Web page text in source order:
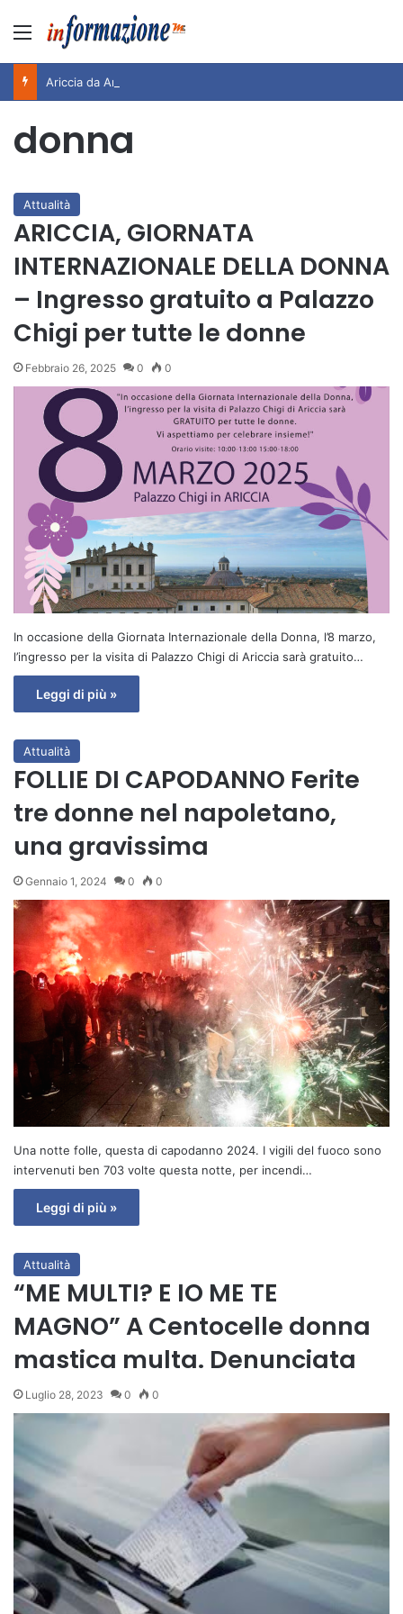
Menu
donna
Attualità
ARICCIA, GIORNATA
INTERNAZIONALE DELLA DONNA
– Ingresso gratuito a Palazzo
Chigi per tutte le donne
Febbraio 26, 2025 0 0
In occasione della Giornata Internazionale della Donna, l’8 marzo,
l’ingresso per la visita di Palazzo Chigi di Ariccia sarà gratuito…
Leggi di più »
Attualità
FOLLIE DI CAPODANNO Ferite
tre donne nel napoletano,
una gravissima
Gennaio 1, 2024 0 0
Una notte folle, questa di capodanno 2024. I vigili del fuoco sono
intervenuti ben 703 volte questa notte, per incendi…
Leggi di più »
Attualità
“ME MULTI? E IO ME TE
MAGNO” A Centocelle donna
mastica multa. Denunciata
Luglio 28, 2023 0 0